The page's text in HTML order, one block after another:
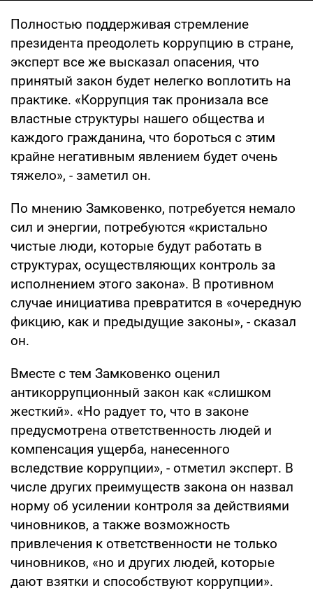
Полностью поддерживая стремление
президента преодолеть коррупцию в стране,
эксперт все же высказал опасения, что
принятый закон будет нелегко воплотить на
практике. «Коррупция так пронизала все
властные структуры нашего общества и
каждого гражданина, что бороться с этим
крайне негативным явлением будет очень
тяжело», - заметил он.
По мнению Замковенко, потребуется немало
сил и энергии, потребуются «кристально
чистые люди, которые будут работать в
структурах, осуществляющих контроль за
исполнением этого закона». В противном
случае инициатива превратится в «очередную
фикцию, как и предыдущие законы», - сказал
он.
Вместе с тем Замковенко оценил
антикоррупционный закон как «слишком
жесткий». «Но радует то, что в законе
предусмотрена ответственность людей и
компенсация ущерба, нанесенного
вследствие коррупции», - отметил эксперт. В
числе других преимуществ закона он назвал
норму об усилении контроля за действиями
чиновников, а также возможность
привлечения к ответственности не только
чиновников, «но и других людей, которые
дают взятки и способствуют коррупции».